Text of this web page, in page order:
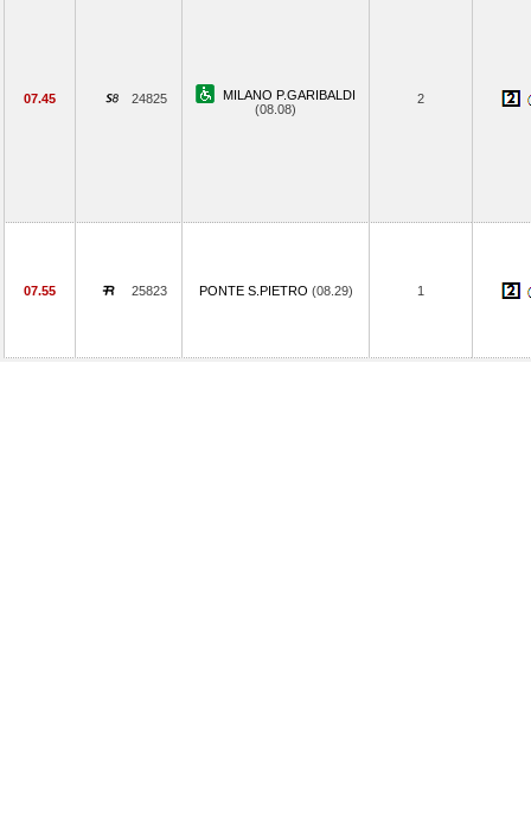
07.45 24825
MILANO P.GARIBALDI
(08.08)
2
07.55 25823 PONTE S.PIETRO (08.29) 1